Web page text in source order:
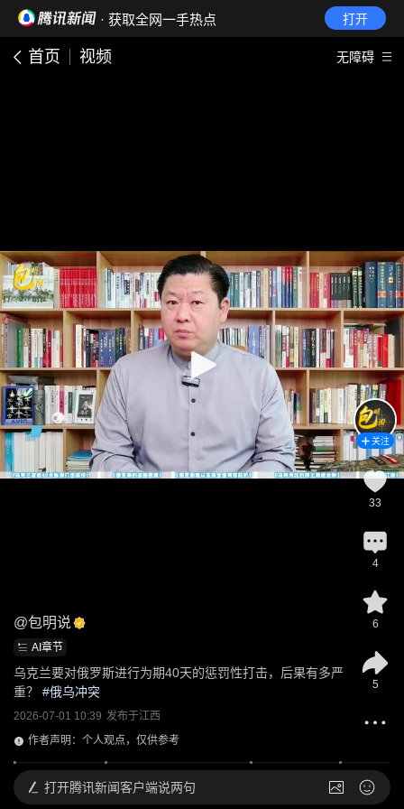
· 获取全网一手热点 打开
首页 视频 无障碍
@包明说
AI章节
乌克兰要对俄罗斯进行为期40天的惩罚性打击，后果有多严
重？
#俄乌冲突
2026-07-01 10:39 发布于江西
作者声明：个人观点，仅供参考
关注
33
4
6
5
打开腾讯新闻客户端说两句